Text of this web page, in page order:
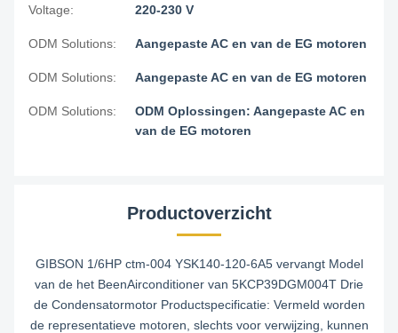
Voltage: 220-230 V
ODM Solutions: Aangepaste AC en van de EG motoren
ODM Solutions: Aangepaste AC en van de EG motoren
ODM Solutions:
ODM Oplossingen: Aangepaste AC en
van de EG motoren
Productoverzicht
GIBSON 1/6HP ctm-004 YSK140-120-6A5 vervangt Model
van de het BeenAirconditioner van 5KCP39DGM004T Drie
de Condensatormotor Productspecificatie: Vermeld worden
de representatieve motoren, slechts voor verwijzing, kunnen